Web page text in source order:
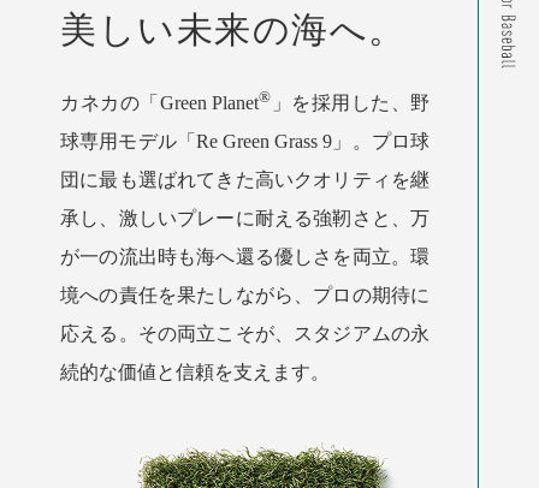
美しい未来の海へ。
カネカの「Green Planet® 」を採用した、野
球専用モデル「Re Green Grass 9」。プロ球
団に最も選ばれてきた高いクオリティを継
承し、激しいプレーに耐える強靭さと、万
が一の流出時も海へ還る優しさを両立。環
境への責任を果たしながら、プロの期待に
応える。その両立こそが、スタジアムの永
続的な価値と信頼を支えます。